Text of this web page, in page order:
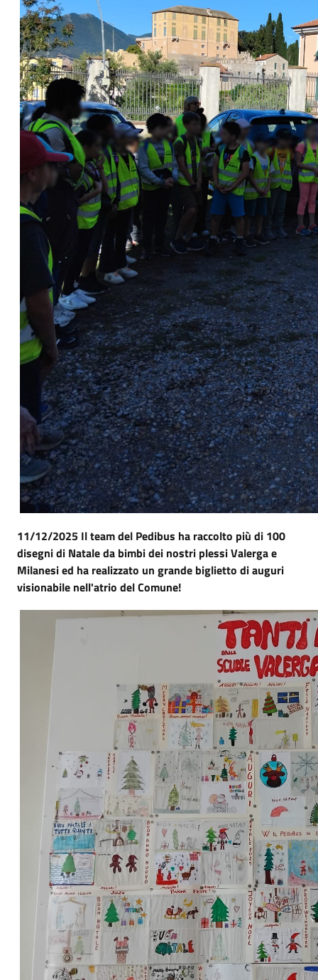
11/12/2025 Il team del Pedibus ha raccolto più di 100
disegni di Natale da bimbi dei nostri plessi Valerga e
Milanesi ed ha realizzato un grande biglietto di auguri
visionabile nell'atrio del Comune!